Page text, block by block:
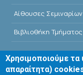
Αίθουσες
Βιβλιοθήκη Τμήματος
Χρησιμοποιούμε
απαραίτητα)